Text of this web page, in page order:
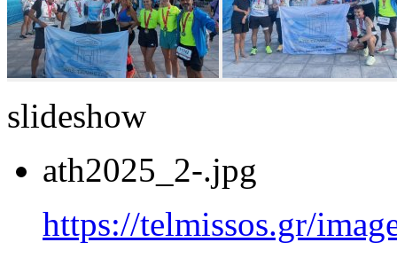
slideshow
ath2025_2-.jpg
https://telmissos.gr/